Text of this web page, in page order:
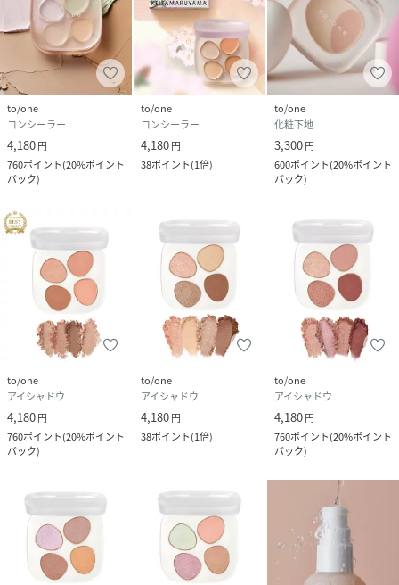
【原産国】
日本
●パッケージはリニューアル等の理由により、写真と異なる
場合がございます。
●パッケージのリニューアル等の理由により、成分・処方が
記載と異なる場合がございます。
●予告なくパッケージ仕様が変更になる場合がございます。
サイズ
品番
MG1146_4570106735626
4570106735626-999-F MG1146
広告文責
販売元：楽天グループ株式会社
＜お電話でのお問い合わせ＞
固定電話からのお問い合わせ
0120-542-065（フリーダイヤル）
携帯・公衆電話からのお問い合わせ
＜カスタマーセンター営業時間＞
営業時間：9時～18時
to/one
コンシーラー
4,180円
760ポイント(20%ポイント
バック)
to/one
コンシーラー
4,180円
38ポイント(1倍)
to/one
化粧下地
3,300円
600ポイント(20%ポイント
バック)
to/one
アイシャドウ
4,180円
760ポイント(20%ポイント
バック)
to/one
アイシャドウ
4,180円
38ポイント(1倍)
to/one
アイシャドウ
4,180円
760ポイント(20%ポイント
バック)